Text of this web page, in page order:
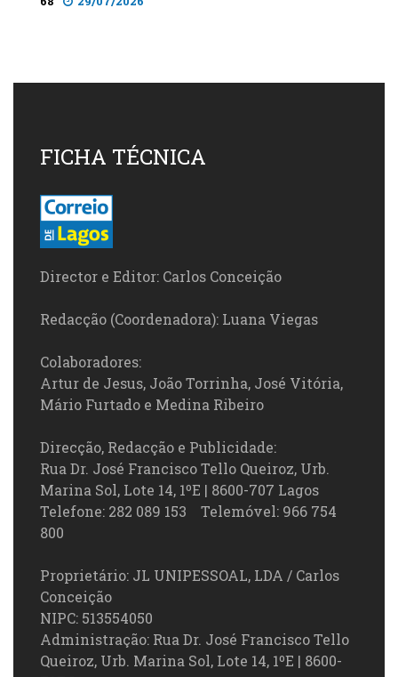
FICHA TÉCNICA
Director e Editor: Carlos Conceição
Redacção (Coordenadora): Luana Viegas
Colaboradores:
Artur de Jesus, João Torrinha, José Vitória,
Mário Furtado e Medina Ribeiro
Direcção, Redacção e Publicidade:
Rua Dr. José Francisco Tello Queiroz, Urb.
Marina Sol, Lote 14, 1ºE | 8600-707 Lagos
Telefone: 282 089 153 Telemóvel: 966 754
800
Proprietário: JL UNIPESSOAL, LDA / Carlos
Conceição
NIPC: 513554050
Administração: Rua Dr. José Francisco Tello
Queiroz, Urb. Marina Sol, Lote 14, 1ºE | 8600-